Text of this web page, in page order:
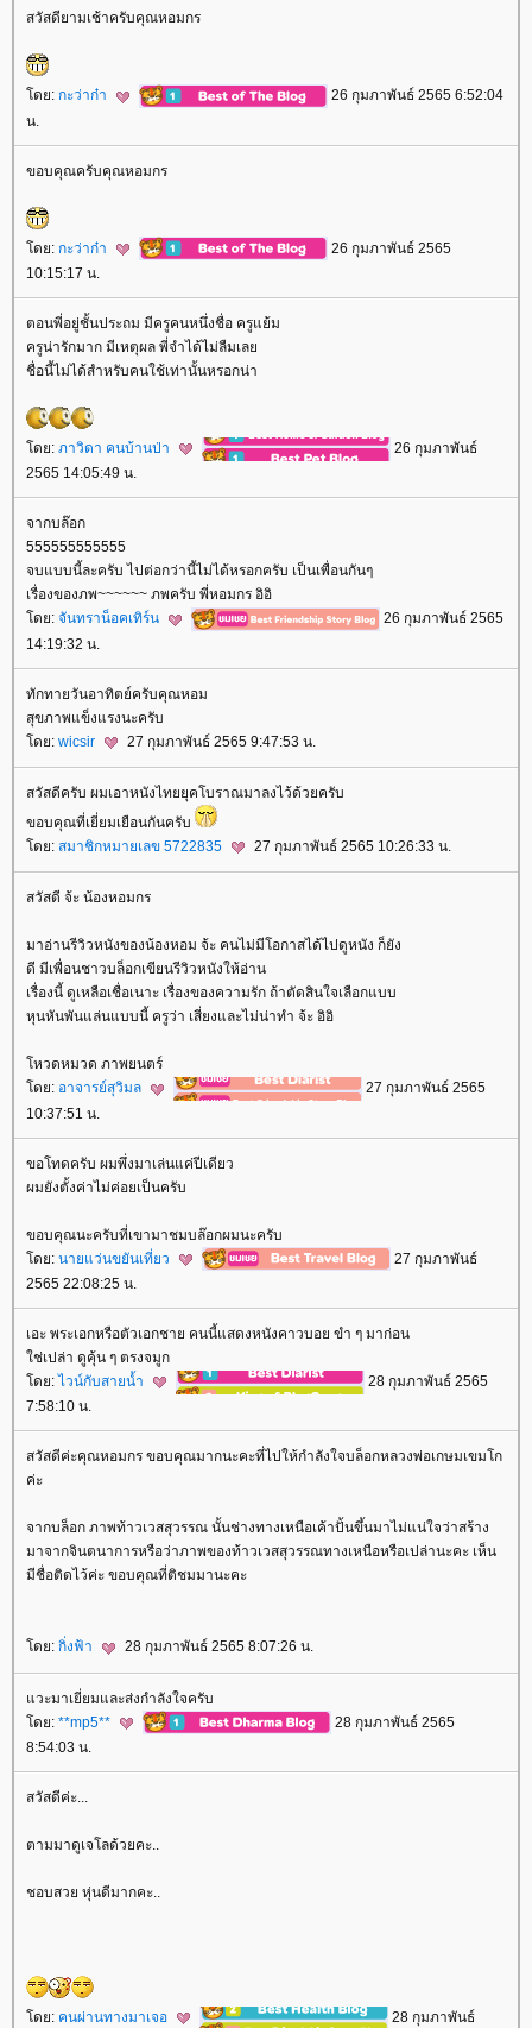
สวัสดียามเช้าครับคุณหอมกร
ดย: กะว่าก๋า
26 กุมภาพันธ์ 2565 6:52:04
น.
ขอบคุณครับคุณหอมกร
ดย: กะว่าก๋า
26 กุมภาพันธ์ 2565
10:15:17 น.
ตอนพี่อยู่ชั้นประถม มีครูคนหนึ่งชื่อ ครูแย้ม
ครูน่ารักมาก มีเหตุผล พี่จำได้ไม่ลืมเล
ชื่อนี้ไม่ได้สำหรับคนใช้เท่านั้นหรอกน่า
ดย: ภาวิดา คนบ้านป่า
26 กุมภาพันธ์
2565 14:05:49 น.
จากบล๊อก
555555555555
จบแบบนี้ละครับ ไปต่อกว่านี้ไม่ได้หรอกครับ เป็นเพื่อนกันๆ
เรื่องของภพ~~~~~~ ภพครับ พี่หอมกร อิอิ
ดย: จันทราน็อคเทิร์น
26 กุมภาพันธ์ 2565
14:19:32 น.
ทักทายวันอาทิตย์ครับคุณหอม
สุขภาพแข็งแรงนะครับ
ดย: wicsir 27 กุมภาพันธ์ 2565 9:47:53 น.
สวัสดีครับ ผมเอาหนังไทยยุคโบราณมาลงไว้ด้วยครับ
ขอบคุณที่เยี่ยมเยือนกันครับ
ดย: สมาชิกหมายเลข 5722835 27 กุมภาพันธ์ 2565 10:26:33 น.
สวัสดี จ้ะ น้องหอมกร
มาอ่านรีวิวหนังของน้องหอม จ้ะ คนไม่มีโอกาสได้ไปดูหนัง ก็ยัง
ดี มีเพื่อนชาวบล็อกเขียนรีวิวหนังให้อ่าน
เรื่องนี้ ดูเหลือเชื่อเนาะ เรื่องของความรัก ถ้าตัดสินใจเลือกแบบ
หุนหันพันแล่นแบบนี้ ครูว่า เสี่ยงและไม่น่าทำ จ้ะ อิอิ
หวดหมวด ภาพยนตร์
ดย: อาจารย์สุวิมล
27 กุมภาพันธ์ 2565
10:37:51 น.
ขอโทดครับ ผมพึ่งมาเล่นแค่ปีเดียว
ผมยังตั้งค่าไม่ค่อยเป็นครับ
ขอบคุณนะครับที่เขามาชมบล๊อกผมนะครับ
ดย: นายแว่นขยันเที่ยว
27 กุมภาพันธ์
2565 22:08:25 น.
เอะ พระเอกหรือตัวเอกชาย คนนี้แสดงหนังคาวบอย ขำ ๆ มาก่อน
ช่เปล่า ดูคุ้น ๆ ตรงจมูก
ดย:ไวน์กับสายน้ำ
28 กุมภาพันธ์ 2565
7:58:10 น.
สวัสดีค่ะคุณหอมกร ขอบคุณมากนะคะที่ไปให้กำลังใจบล็อกหลวงพ่อเกษมเขมโก
ค่ะ
จากบล็อก ภาพท้าวเวสสุวรรณ นั้นช่างทางเหนือเค้าปั้นขึ้นมาไม่แน่ใจว่าสร้าง
มาจากจินตนาการหรือว่าภาพของท้าวเวสสุวรรณทางเหนือหรือเปล่านะคะ เห็น
มีชื่อติดไว้ค่ะ ขอบคุณที่ติชมมานะคะ
ดย: กิ่งฟ้า 28 กุมภาพันธ์ 2565 8:07:26 น.
วะมาเยี่ยมและส่งกำลังใจครับ
ดย: **mp5**
28 กุมภาพันธ์ 2565
8:54:03 น.
สวัสดีค่ะ...
ตามมาดูเจโลด้วยคะ..
ชอบสวย หุ่นดีมากคะ..
ดย: คนผ่านทางมาเจอ 28 กุมภาพันธ์